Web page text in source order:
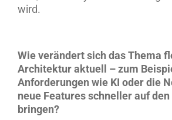
wird.
Wie verändert sich das Thema
Architektur aktuell – zum
Anforderungen wie KI oder die
neue Features schneller auf
bringen?